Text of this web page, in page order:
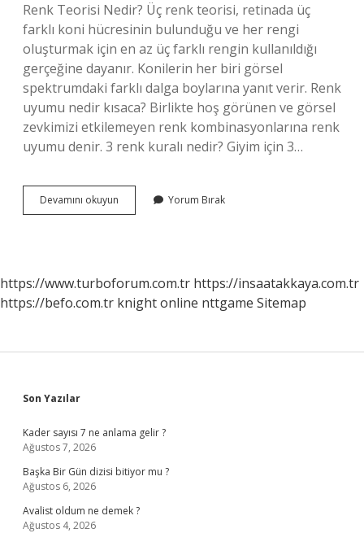
Renk Teorisi Nedir? Üç renk teorisi, retinada üç
farklı koni hücresinin bulunduğu ve her rengi
oluşturmak için en az üç farklı rengin kullanıldığı
gerçeğine dayanır. Konilerin her biri görsel
spektrumdaki farklı dalga boylarına yanıt verir. Renk
uyumu nedir kısaca? Birlikte hoş görünen ve görsel
zevkimizi etkilemeyen renk kombinasyonlarına renk
uyumu denir. 3 renk kuralı nedir? Giyim için 3…
Devamını okuyun
Terminolojisi
Yorum Bırak
https://www.turboforum.com.tr https://insaatakkaya.com.tr
https://befo.com.tr knight online nttgame Sitemap
Sidebar
Son Yazılar
Kader sayısı 7 ne anlama gelir ?
Ağustos 7, 2026
Başka Bir Gün dizisi bitiyor mu ?
Ağustos 6, 2026
Avalist oldum ne demek ?
Ağustos 4, 2026